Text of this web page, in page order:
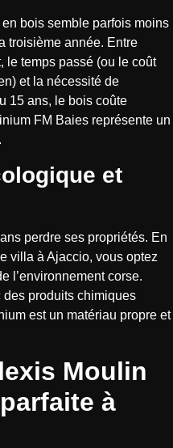
en bois semble parfois moins
troisième année. Entre
le temps passé (ou le coût
et la nécessité de
15 ans, le bois coûte
FM Baies représente un
et
perdre ses propriétés. En
villa à Ajaccio, vous optez
l’environnement corse.
produits chimiques
est un matériau propre et
Moulin
à